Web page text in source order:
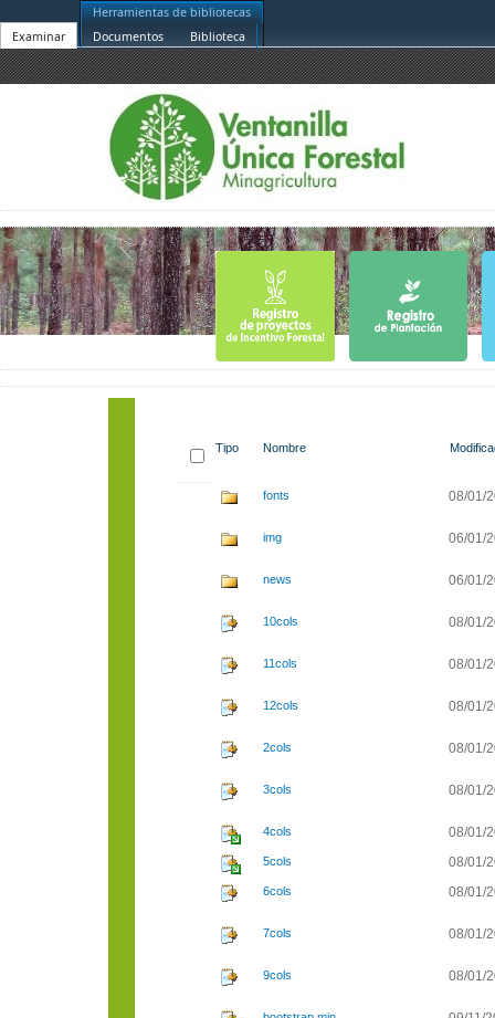
Examinar
Herramientas de bibliotecas
Documentos
Biblioteca
Tipo Nombre
fonts 08/01/
img 06/01/
news 06/01/
10cols 08/01/
11cols 08/01/
12cols 08/01/
2cols 08/01/
3cols 08/01/
4cols 08/01/
5cols 08/01/
6cols 08/01/
7cols 08/01/
9cols 08/01/